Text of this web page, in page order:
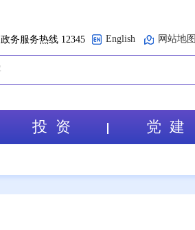
政务服务热线 12345 English 网站地图
投 资 党 建